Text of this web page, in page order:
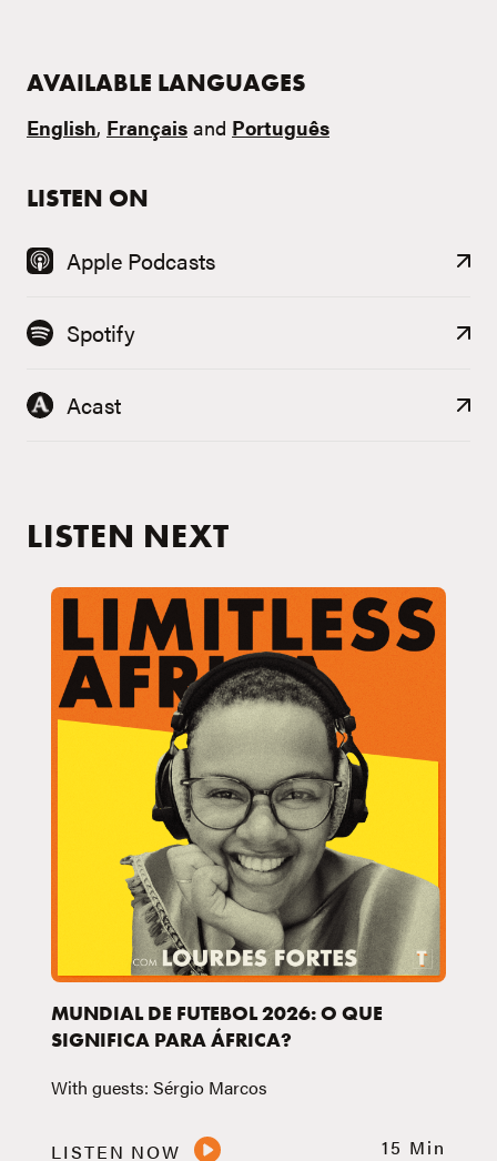
AVAILABLE LANGUAGES
English, Français and Português
LISTEN ON
Apple Podcasts
Spotify
Acast
LISTEN NEXT
MUNDIAL DE FUTEBOL 2026: O QUE
SIGNIFICA PARA ÁFRICA?
With guests: Sérgio Marcos
LISTEN NOW 15 Min